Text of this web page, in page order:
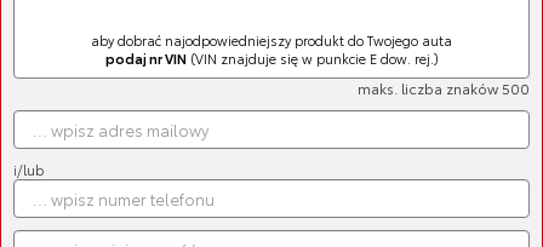
maks. liczba znaków 500
aby dobrać najodpowiedniejszy produkt do Twojego auta
podaj nr VIN(VIN znajduje się w punkcie E dow. rej.)
i/lub